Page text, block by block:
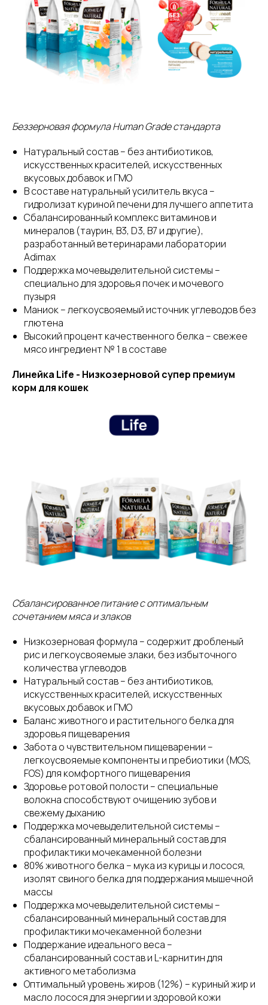
Беззерновая формула Human Grade стандарта
Натуральный состав – без антибиотиков,
искусственных красителей, искусственных
вкусовых добавок и ГМО
В составе натуральный усилитель вкуса –
гидролизат куриной печени для лучшего аппетита
Сбалансированный комплекс витаминов и
минералов (таурин, В3, D3, В7 и другие),
разработанный ветеринарами лаборатории
Adimax
Поддержка мочевыделительной системы –
специально для здоровья почек и мочевого
пузыря
Маниок – легкоусвояемый источник углеводов без
глютена
Высокий процент качественного белка – свежее
мясо ингредиент № 1 в составе
Линейка Life - Низкозерновой супер премиум
корм для кошек
Сбалансированное питание с оптимальным
сочетанием мяса и злаков
Низкозерновая формула – содержит дробленый
рис и легкоусвояемые злаки, без избыточного
количества углеводов
Натуральный состав – без антибиотиков,
искусственных красителей, искусственных
вкусовых добавок и ГМО
Баланс животного и растительного белка для
здоровья пищеварения
Забота о чувствительном пищеварении –
легкоусвояемые компоненты и пребиотики (MOS,
FOS) для комфортного пищеварения
Здоровье ротовой полости – специальные
волокна способствуют очищению зубов и
свежему дыханию
Поддержка мочевыделительной системы –
сбалансированный минеральный состав для
профилактики мочекаменной болезни
80% животного белка – мука из курицы и лосося,
изолят свиного белка для поддержания мышечной
массы
Поддержка мочевыделительной системы –
сбалансированный минеральный состав для
профилактики мочекаменной болезни
Поддержание идеального веса –
сбалансированный состав и L-карнитин для
активного метаболизма
Оптимальный уровень жиров (12%) – куриный жир и
масло лосося для энергии и здоровой кожи